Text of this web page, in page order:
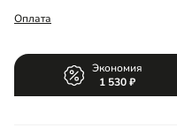
Оплата
Экономия
1 530